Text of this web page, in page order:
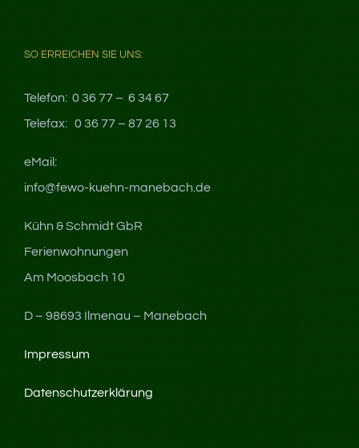
SO ERREICHEN SIE UNS:
Telefon: 0 36 77 – 6 34 67
Telefax: 0 36 77 – 87 26 13
eMail:
info@fewo-kuehn-manebach.de
Kühn & Schmidt GbR
Ferienwohnungen
Am Moosbach 10
D – 98693 Ilmenau – Manebach
Impressum
Datenschutzerklärung